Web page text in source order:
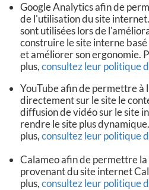
Google Analytics afin de
de l'utilisation du site
sont utilisées lors de
construire le site interne
et améliorer son ergonomie.
plus,consultez leur politique
YouTube afin de permettre à
directement sur le site le
diffusion de vidéo sur le site
rendre le site plus
plus,consultez leur politique
Calameo afin de permettre
provenant du site internet
plus,consultez leur politique